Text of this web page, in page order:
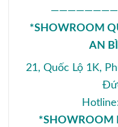
*SHOWROOM
AN
21, Quốc Lộ 1K,
*SHOWROOM